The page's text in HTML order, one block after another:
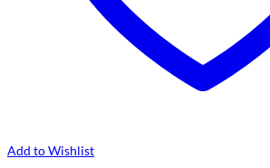
Add to Wishlist